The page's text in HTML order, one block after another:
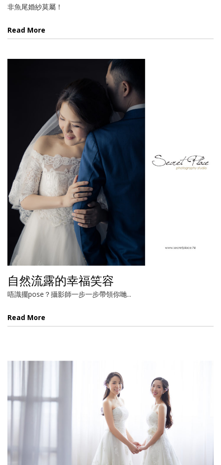
非魚尾婚紗莫屬！
Read More
自然流露的幸福笑容
唔識擺pose？攝影師一步一步帶領你哋...
Read More